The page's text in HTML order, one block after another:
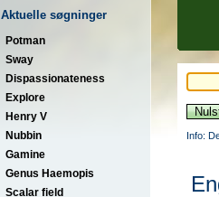
Aktuelle søgninger
Potman
Sway
Dispassionateness
Explore
Henry V
Nubbin
Gamine
Genus Haemopis
Scalar field
Info: